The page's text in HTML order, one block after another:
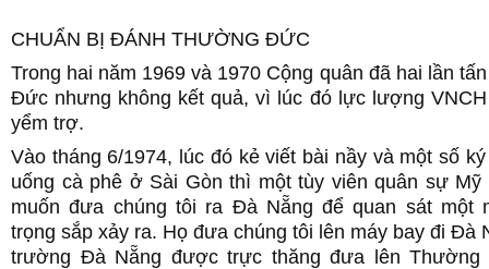
CHUẨN BỊ ĐÁNH THƯỜNG ĐỨC
Trong hai năm 1969 và 1970 Cộng quân đã hai lần
Đức nhưng không kết quả, vì lúc đó lực lượng
yểm trợ.
Vào tháng 6/1974, lúc đó kẻ viết bài nầy và một số
uống cà phê ở Sài Gòn thì một tùy viên quân sự Mỹ
muốn đưa chúng tôi ra Đà Nẵng để quan sát một
trọng sắp xảy ra. Họ đưa chúng tôi lên máy bay đi Đà
trường Đà Nẵng được trực thăng đưa lên